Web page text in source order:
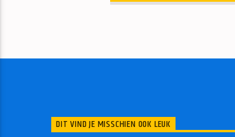
DIT VIND JE MISSCHIEN OOK LEUK